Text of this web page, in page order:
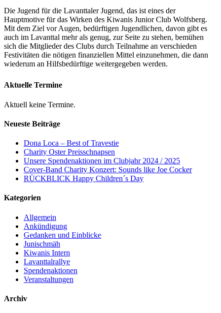
Die Jugend für die Lavanttaler Jugend, das ist eines der
Hauptmotive für das Wirken des Kiwanis Junior Club Wolfsberg.
Mit dem Ziel vor Augen, bedürftigen Jugendlichen, davon gibt es
auch im Lavanttal mehr als genug, zur Seite zu stehen, bemühen
sich die Mitglieder des Clubs durch Teilnahme an verschieden
Festivitäten die nötigen finanziellen Mittel einzunehmen, die dann
wiederum an Hilfsbedürftige weitergegeben werden.
Aktuelle Termine
Aktuell keine Termine.
Neueste Beiträge
Dona Loca – Best of Travestie
Charity Oster Preisschnapsen
Unsere Spendenaktionen im Clubjahr 2024 / 2025
Cover-Band Charity Konzert: Sounds like Joe Cocker
RÜCKBLICK Happy Children´s Day
Kategorien
Allgemein
Ankündigung
Gedanken und Einblicke
Junischmäh
Kiwanis Intern
Lavanttalrallye
Spendenaktionen
Veranstaltungen
Archiv